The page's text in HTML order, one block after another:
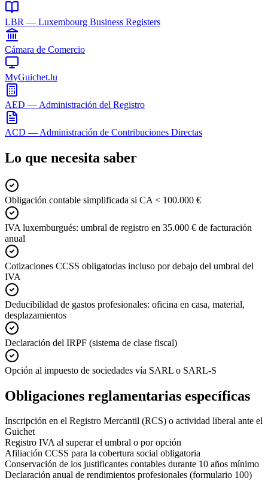
LBR — Luxembourg Business Registers
Cámara de Comercio
MyGuichet.lu
AED — Administración del Registro
ACD — Administración de Contribuciones Directas
Lo que necesita saber
Obligación contable simplificada si CA < 100.000 €
IVA luxemburgués: umbral de registro en 35.000 € de facturación
anual
Cotizaciones CCSS obligatorias incluso por debajo del umbral del
IVA
Deducibilidad de gastos profesionales: oficina en casa, material,
desplazamientos
Declaración del IRPF (sistema de clase fiscal)
Opción al impuesto de sociedades vía SARL o SARL-S
Obligaciones reglamentarias específicas
Inscripción en el Registro Mercantil (RCS) o actividad liberal ante el
Guichet
Registro IVA al superar el umbral o por opción
Afiliación CCSS para la cobertura social obligatoria
Conservación de los justificantes contables durante 10 años mínimo
Declaración anual de rendimientos profesionales (formulario 100)